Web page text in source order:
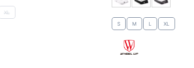
XL
S M L XL